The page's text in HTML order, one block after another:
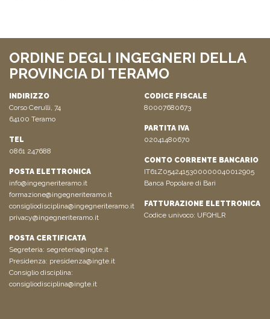
ORDINE DEGLI INGEGNERI DELLA
PROVINCIA DI TERAMO
INDIRIZZO
Corso Cerulli, 74
64100 Teramo
TEL
0861 247688
POSTA ELETTRONICA
info@ingegneriteramo.it
formazione@ingegneriteramo.it
consigliodisciplina@ingegneriteramo.it
privacy@ingegneriteramo.it
POSTA CERTIFICATA
Segreteria: segreteria@ingte.it
Presidenza: presidenza@ingte.it
Consiglio disciplina:
consigliodisciplina@ingte.it
CODICE FISCALE
80007680673
PARTITA IVA
02041480670
CONTO CORRENTE BANCARIO
IT61Z0542415300000040012905
Banca Popolare di Bari
FATTURAZIONE ELETTRONICA
Codice univoco: UFQHLR